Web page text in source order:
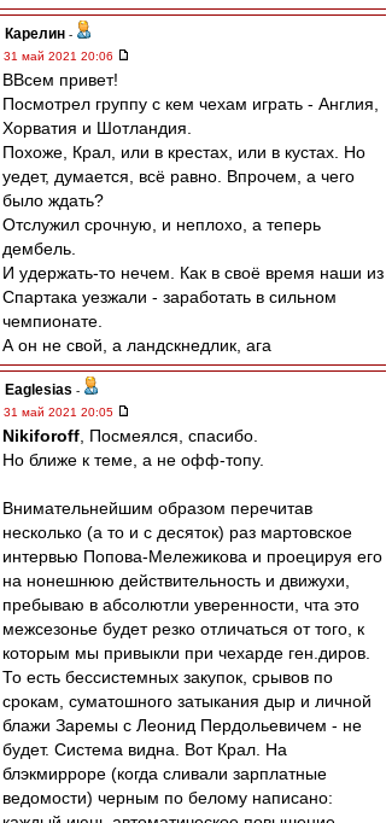
Карелин -
31 май 2021 20:06
ВВсем привет!
Посмотрел группу с кем чехам играть - Англия,
Хорватия и Шотландия.
Похоже, Крал, или в крестах, или в кустах. Но
уедет, думается, всё равно. Впрочем, а чего
было ждать?
Отслужил срочную, и неплохо, а теперь
дембель.
И удержать-то нечем. Как в своё время наши из
Спартака уезжали - заработать в сильном
чемпионате.
А он не свой, а ландскнедлик, ага
Eaglesias -
31 май 2021 20:05
Nikiforoff , Посмеялся, спасибо.
Но ближе к теме, а не офф-топу.
Внимательнейшим образом перечитав
несколько (а то и с десяток) раз мартовское
интервью Попова-Мележикова и проецируя его
на нонешнюю действительность и движухи,
пребываю в абсолютли уверенности, чта это
межсезонье будет резко отличаться от того, к
которым мы привыкли при чехарде ген.диров.
То есть бессистемных закупок, срывов по
срокам, суматошного затыкания дыр и личной
блажи Заремы с Леонид Пердольевичем - не
будет. Система видна. Вот Крал. На
блэкмирроре (когда сливали зарплатные
ведомости) черным по белому написано: